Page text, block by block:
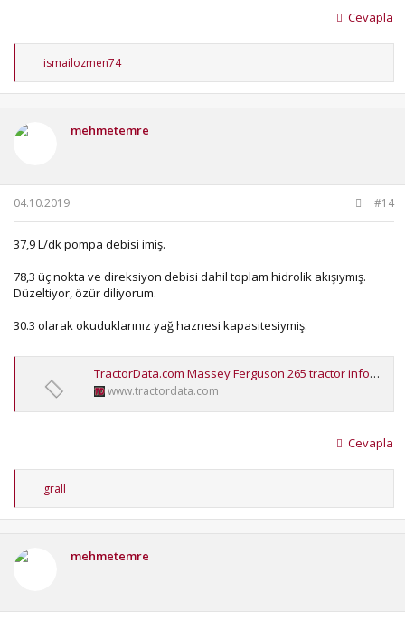
Cevapla
T
p
ismailozmen74
mehmetemre
04.10.2019 #14
37,9 L/dk pompa debisi imiş.
78,3 üç nokta ve direksiyon debisi dahil toplam hidrolik akışıymış.
Düzeltiyor, özür diliyorum.
30.3 olarak okuduklarınız yağ haznesi kapasitesiymiş.
TractorData.com Massey Ferguson 265 tractor information
www.tractordata.com
Cevapla
T
p
grall
mehmetemre